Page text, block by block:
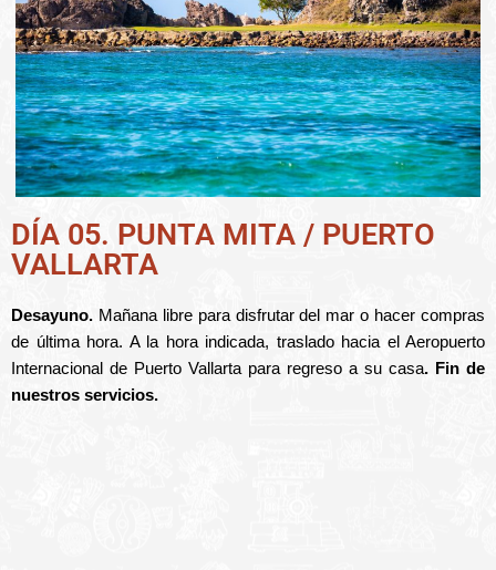
DÍA 05. PUNTA MITA / PUERTO
VALLARTA
Desayuno. Mañana libre para disfrutar del mar o hacer compras
de última hora. A la hora indicada, traslado hacia el Aeropuerto
Internacional de Puerto Vallarta para regreso a su casa. Fin de
nuestros servicios.